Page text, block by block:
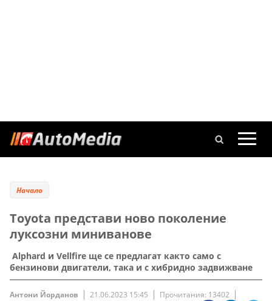
Начало
Toyota представи ново поколение
луксозни миниванове
Alphard и Vellfire ще се предлагат както само с
бензинови двигатели, така и с хибридно задвижване
Антони Йорданов 21.06.2023 15:45 Прочитания: 13402